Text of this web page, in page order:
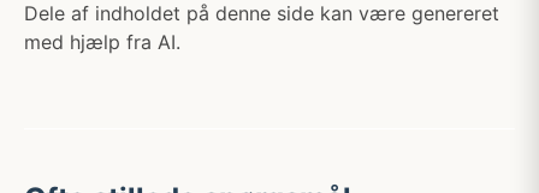
Dele af indholdet på denne side kan være genereret
med hjælp fra AI.